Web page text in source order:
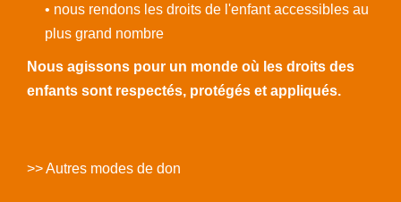
• nous rendons les droits de l'enfant accessibles au
plus grand nombre
Nous agissons pour un monde où les droits des
enfants sont respectés, protégés et appliqués.
>> Autres modes de don